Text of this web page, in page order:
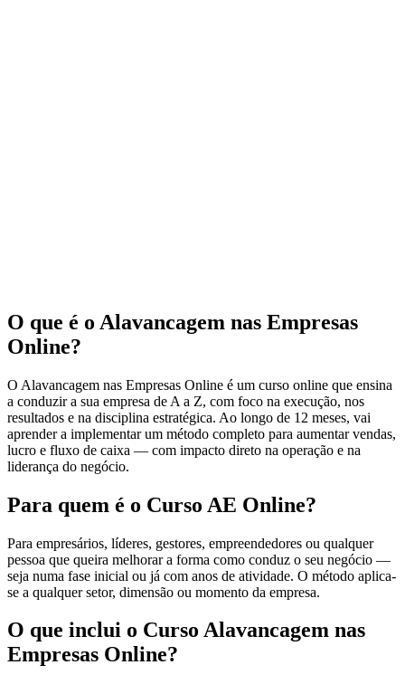
O que é o Alavancagem nas Empresas
Online?
O Alavancagem nas Empresas Online é um curso online que ensina
a conduzir a sua empresa de A a Z, com foco na execução, nos
resultados e na disciplina estratégica. Ao longo de 12 meses, vai
aprender a implementar um método completo para aumentar vendas,
lucro e fluxo de caixa — com impacto direto na operação e na
liderança do negócio.
Para quem é o Curso AE Online?
Para empresários, líderes, gestores, empreendedores ou qualquer
pessoa que queira melhorar a forma como conduz o seu negócio —
seja numa fase inicial ou já com anos de atividade. O método aplica-
se a qualquer setor, dimensão ou momento da empresa.
O que inclui o Curso Alavancagem nas
Empresas Online?